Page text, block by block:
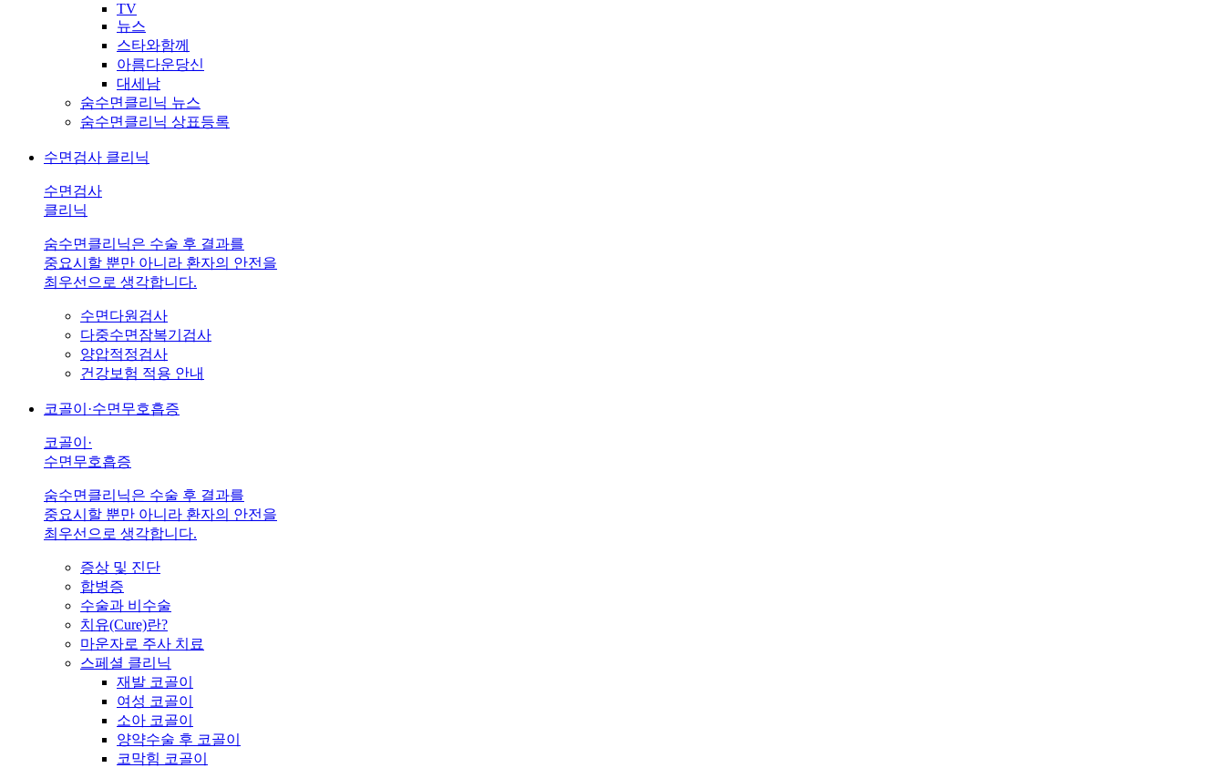
TV
뉴스
스타와함께
아름다운당신
대세남
숨수면클리닉 뉴스
숨수면클리닉 상표등록
수면검사 클리닉
수면검사
클리닉
숨수면클리닉은 수술 후 결과를
중요시할 뿐만 아니라 환자의 안전을
최우선으로 생각합니다.
수면다원검사
다중수면잠복기검사
양압적정검사
건강보험 적용 안내
코골이·수면무호흡증
코골이·
수면무호흡증
숨수면클리닉은 수술 후 결과를
중요시할 뿐만 아니라 환자의 안전을
최우선으로 생각합니다.
증상 및 진단
합병증
수술과 비수술
치유(Cure)란?
마운자로 주사 치료
스페셜 클리닉
재발 코골이
여성 코골이
소아 코골이
양약수술 후 코골이
코막힘 코골이